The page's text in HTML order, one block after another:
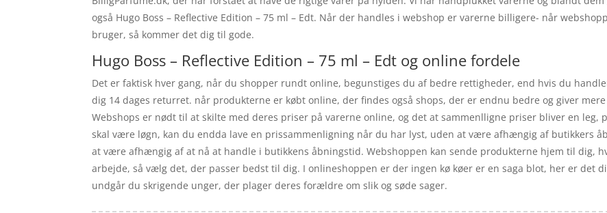
også Hugo Boss – Reflective Edition – 75 ml – Edt. Når der handles i webshop er varerne billigere- når
bruger, så kommer det dig til gode.
Hugo Boss – Reflective Edition – 75 ml – Edt og online fordele
Det er faktisk hver gang, når du shopper rundt online, begunstiges du af bedre rettigheder, end hvis du
dig 14 dages returret. når produkterne er købt online, der findes også shops, der er endnu bedre og giver
Webshops er nødt til at skilte med deres priser på varerne online, og det at sammenlligne priser bliver en leg,
skal være løgn, kan du endda lave en prissammenligning når du har lyst, uden at være afhængig af butikkers
at være afhængig af at nå at handle i butikkens åbningstid. Webshoppen kan sende produkterne hjem til dig,
arbejde, så vælg det, der passer bedst til dig. I onlineshoppen er der ingen kø køer er en saga blot, her er det
undgår du skrigende unger, der plager deres forældre om slik og søde sager.